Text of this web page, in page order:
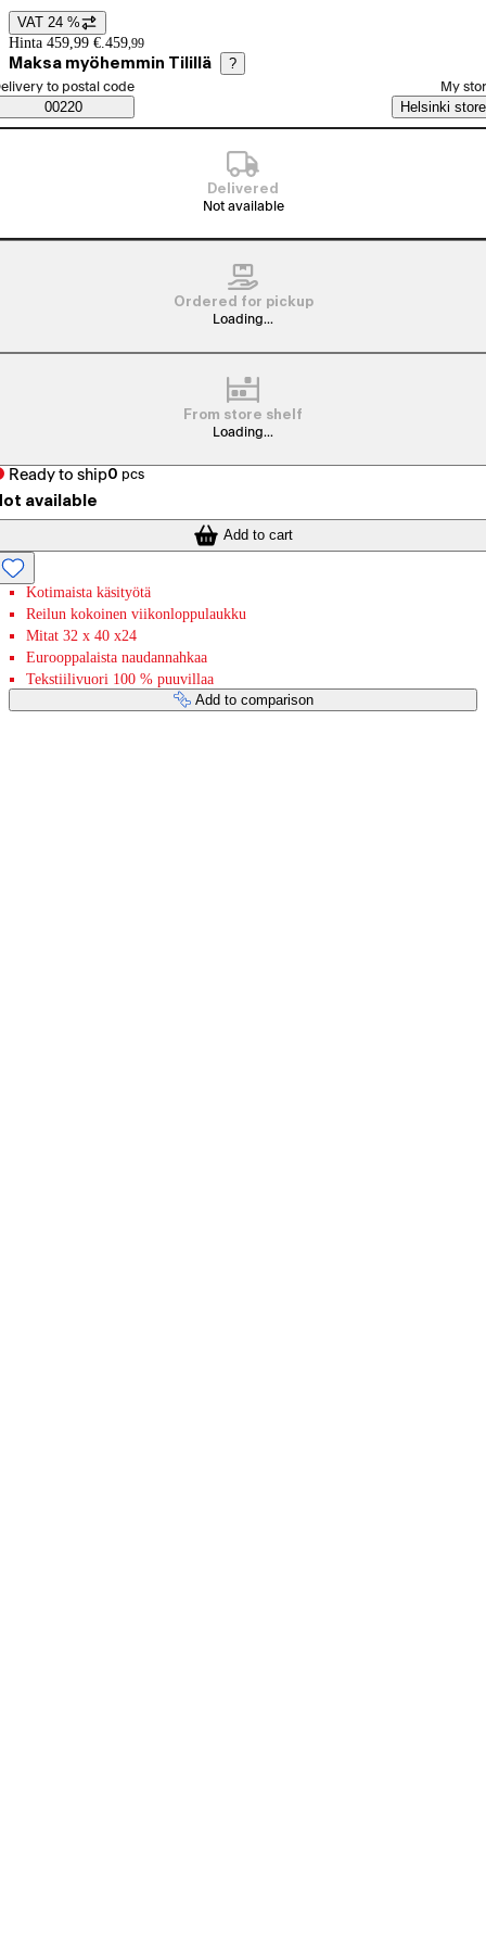
Price details
VAT 24 %
Hinta 459,99 €. 459,99
Maksa myöhemmin Tilillä ?
Saatavuustiedot
order method
to postal code
00220
My
Helsinki store
Delivered
Not available
Ordered for pickup
Loading...
From store shelf
Loading...
Ready to ship0 pcs
available
Add to cart
Kotimaista käsityötä
Reilun kokoinen viikonloppulaukku
Mitat 32 x 40 x24
Eurooppalaista naudannahkaa
Tekstiilivuori 100 % puuvillaa
Add to comparison